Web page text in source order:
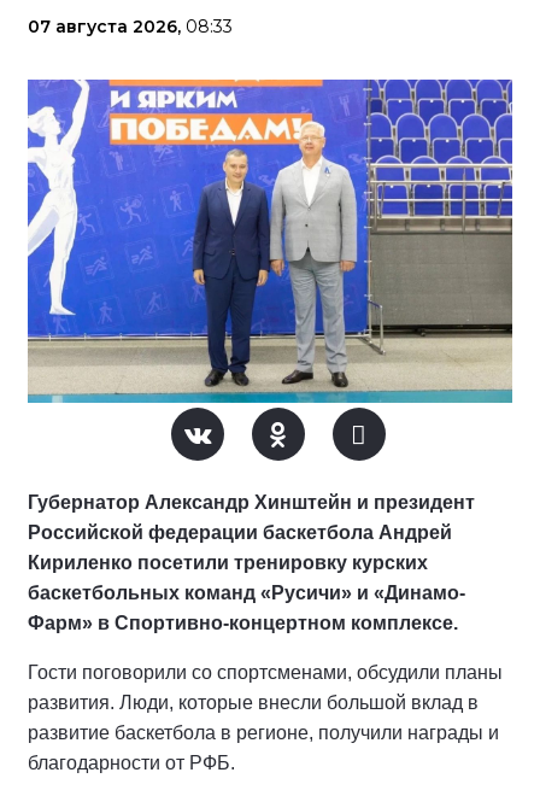
07 августа 2026, 08:33
Губернатор Александр Хинштейн и президент
Российской федерации баскетбола Андрей
Кириленко посетили тренировку курских
баскетбольных команд «Русичи» и «Динамо-
Фарм» в Спортивно-концертном комплексе.
Гости поговорили со спортсменами, обсудили планы
развития. Люди, которые внесли большой вклад в
развитие баскетбола в регионе, получили награды и
благодарности от РФБ.